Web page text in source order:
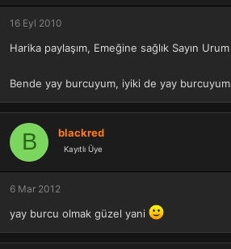
16 Eyl 2010
Harika paylaşım, Emeğine sağlık Sayın Urum
Bende yay burcuyum, iyiki de yay burcuyum
B blackred
Kayıtlı Üye
6 Mar 2012
yay burcu olmak güzel yani